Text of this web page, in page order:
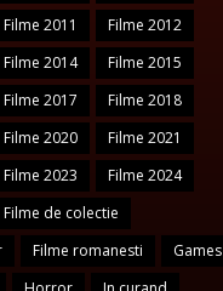
Filme 2011
Filme 2012
Filme 2014
Filme 2015
Filme 2017
Filme 2018
Filme 2020
Filme 2021
Filme 2023
Filme 2024
Filme de colectie
Filme romanesti
Games